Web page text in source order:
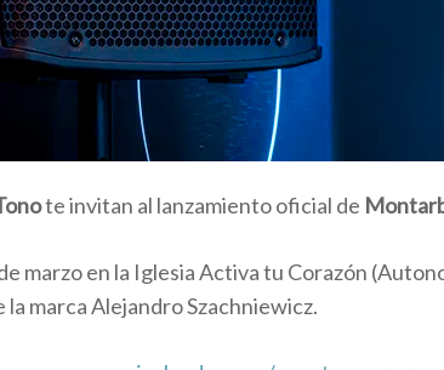
te invitan al lanzamiento oficial de
marzo en la Iglesia Activa tu Corazón
marca Alejandro Szachniewicz.